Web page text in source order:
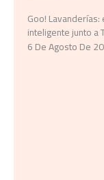
Goo!
inteligente junto a
6 De Agosto De